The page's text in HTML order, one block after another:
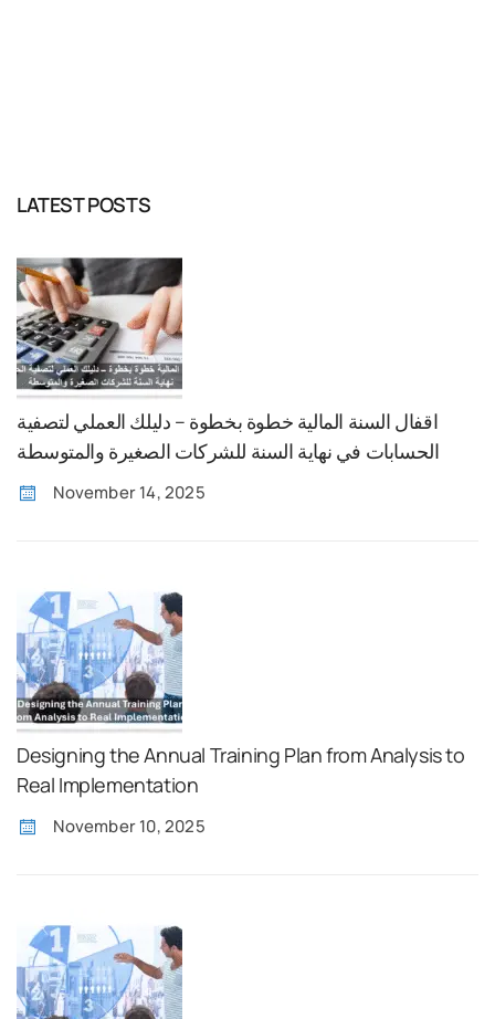
LATEST POSTS
اقفال السنة المالية خطوة بخطوة – دليلك العملي لتصفية
الحسابات في نهاية السنة للشركات الصغيرة والمتوسطة
November 14, 2025
Designing the Annual Training Plan from Analysis to
Real Implementation
November 10, 2025